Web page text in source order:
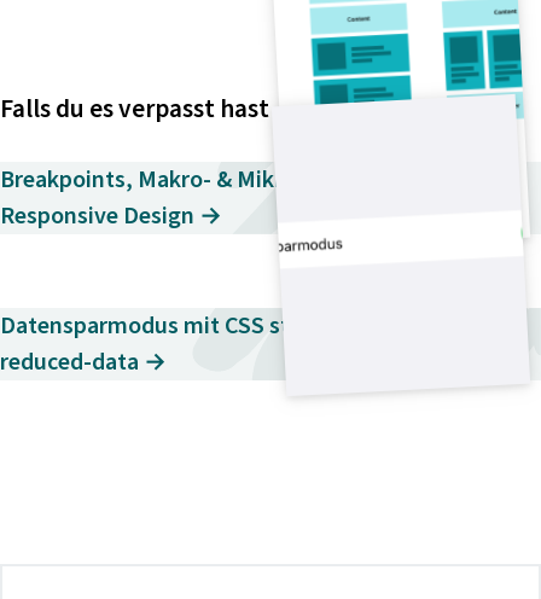
Falls du es verpasst hast
Breakpoints, Makro- & Mikrolayouts im
Responsive Design →
Datensparmodus mit CSS steuern – prefers-
reduced-data →